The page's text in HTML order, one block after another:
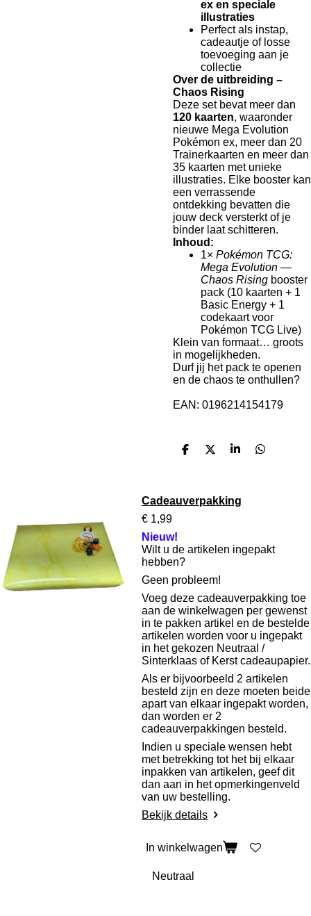
ex en speciale
illustraties
Perfect als instap,
cadeautje of losse
toevoeging aan je
collectie
Over de uitbreiding –
Chaos Rising
Deze set bevat meer dan
120 kaarten, waaronder
nieuwe Mega Evolution
Pokémon ex, meer dan 20
Trainerkaarten en meer dan
35 kaarten met unieke
illustraties. Elke booster kan
een verrassende
ontdekking bevatten die
jouw deck versterkt of je
binder laat schitteren.
Inhoud:
1× Pokémon TCG:
Mega Evolution —
Chaos Rising booster
pack (10 kaarten + 1
Basic Energy + 1
codekaart voor
Pokémon TCG Live)
Klein van formaat… groots
in mogelijkheden.
Durf jij het pack te openen
en de chaos te onthullen?
EAN: 0196214154179
D
n
D
S
e
D
Cadeauverpakking
€ 1,99
Nieuw!
Wilt u de artikelen ingepakt
hebben?
Geen probleem!
Voeg deze cadeauverpakking toe
aan de winkelwagen per gewenst
in te pakken artikel en de bestelde
artikelen worden voor u ingepakt
in het gekozen Neutraal /
Sinterklaas of Kerst cadeaupapier.
Als er bijvoorbeeld 2 artikelen
besteld zijn en deze moeten beide
apart van elkaar ingepakt worden,
dan worden er 2
cadeauverpakkingen besteld.
Indien u speciale wensen hebt
met betrekking tot het bij elkaar
inpakken van artikelen, geef dit
dan aan in het opmerkingenveld
van uw bestelling.
Bekijk details
In winkelwagen